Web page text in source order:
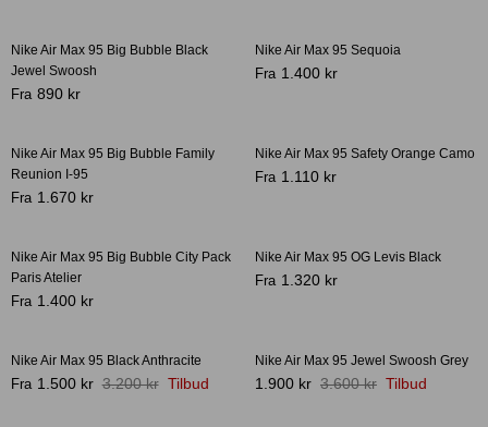
Crease protectors Skotræ
Sneaker rengøring
-20%
Nike Air Max 95 Big Bubble Black
Jewel Swoosh
Fra 890 kr
Bestseller
Nike Air Max 95 Sequoia
Fra 1.400 kr
Nike Air Max 95 Big Bubble Family
Reunion I-95
Fra 1.670 kr
Nike Air Max 95 Safety Orange Camo
Fra 1.110 kr
Nike Air Max 95 Big Bubble City Pack
Paris Atelier
Fra 1.400 kr
-12%
Nike Air Max 95 OG Levis Black
Fra 1.320 kr
-53%
Nike Air Max 95 Black Anthracite
Fra 1.500 kr 3.200 kr Tilbud
-47%
Nike Air Max 95 Jewel Swoosh Grey
1.900 kr 3.600 kr Tilbud